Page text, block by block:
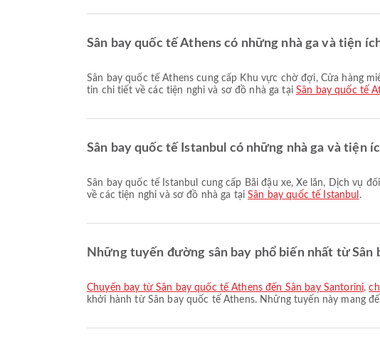
Sân bay quốc tế Athens có những nhà ga và tiện
Sân bay quốc tế Athens cung cấp Khu vực chờ đợi, Cửa hàng miễn thuế, Xe lửa cùng nhiều tiện ích khác nhằm nâng cao trải nghiệm du lịch của bạn. Bạn có thể xem thông
tin chi tiết về các tiện nghi và sơ đồ nhà ga tạiSân bay quốc tế
Sân bay quốc tế Istanbul có những nhà ga và tiện
Sân bay quốc tế Istanbul cung cấp Bãi đậu xe, Xe lăn, Dịch vụ đổi tiền cùng nhiều tiện ích khác nhằm nâng cao trải nghiệm du lịch của bạn. Bạn có thể xem thông tin chi tiết
về các tiện nghi và sơ đồ nhà ga tạiSân bay quốc tế Istanbul .
Những tuyến đường sân bay phổ biến nhất từ Sân
chuyến bay từ Sân bay quốc tế Athens đến Sân bay Santorini,
khởi hành từ Sân bay quốc tế Athens. Những tuyến này mang